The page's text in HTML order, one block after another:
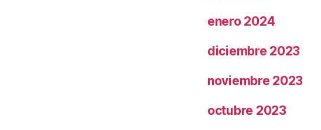
enero 2024
diciembre 2023
noviembre 2023
octubre 2023